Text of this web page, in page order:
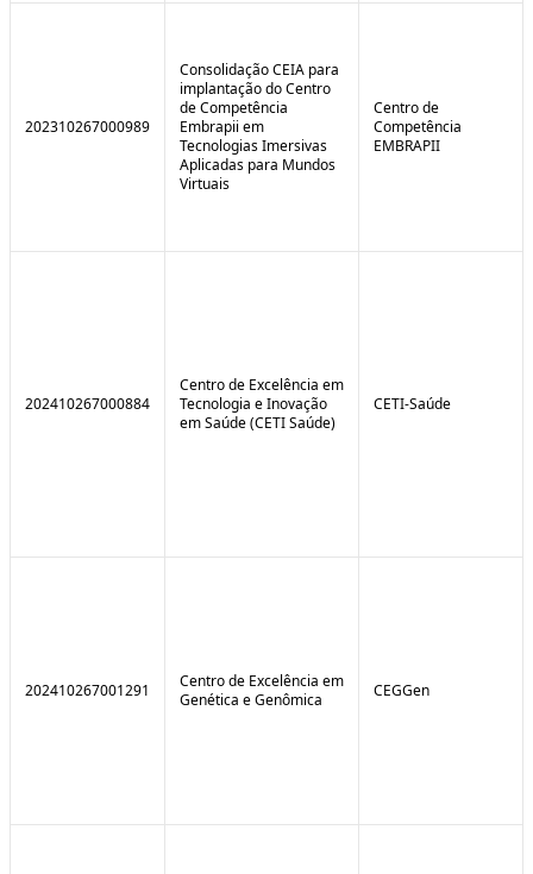
202310267000989
Consolidação CEIA para
implantação do Centro
de Competência
Embrapii em
Tecnologias Imersivas
Aplicadas para Mundos
Virtuais
Centro de
Competência
EMBRAPII
202410267000884
Centro de Excelência em
Tecnologia e Inovação
em Saúde (CETI Saúde)
CETI-Saúde
202410267001291
Centro de Excelência em
Genética e Genômica
CEGGen